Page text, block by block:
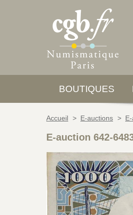
BOUTIQUES
Accueil > E-auctions >
E-auction 642-